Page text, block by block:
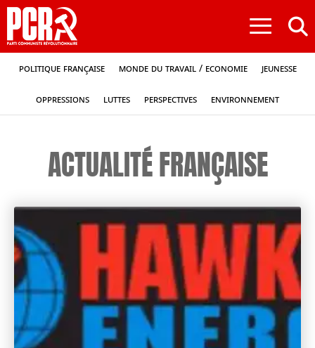
≡
Politique française Monde du travail / Economie Jeunesse
Oppressions Luttes Perspectives Environnement
ACTUALITÉ FRANÇAISE